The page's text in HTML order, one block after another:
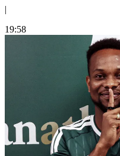
|
19:58